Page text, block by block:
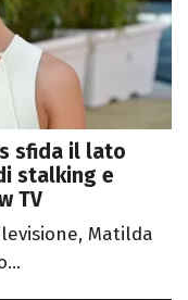
sfida il lato
stalking e
TV
Matilda